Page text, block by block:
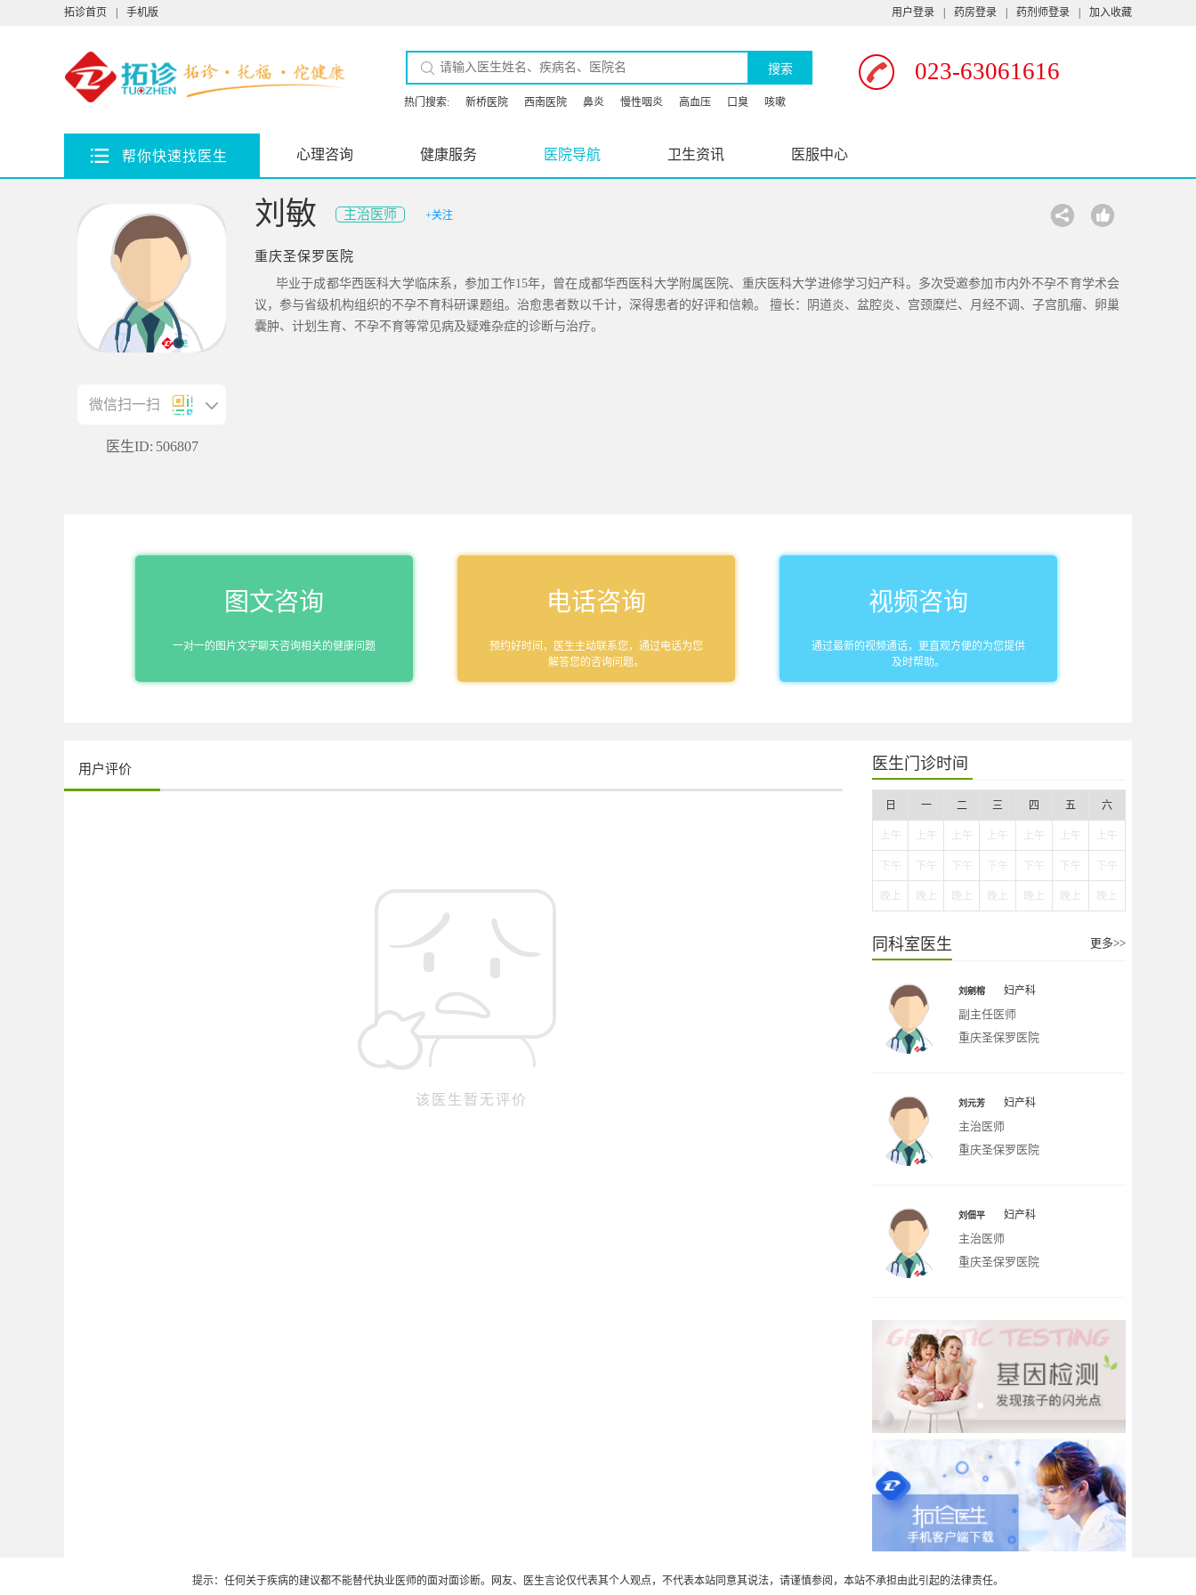
拓诊首页 手机版 用户登录 药房登录 药剂师登录 加入收藏
搜索 023-63061616
热门搜索: 新桥医院 西南医院 鼻炎 慢性咽炎 高血压 口臭 咳嗽
帮你快速找医生 心理咨询 健康服务 医院导航 卫生资讯 医服中心
微信扫一扫
医生ID: 506807
刘敏 主治医师 +关注
重庆圣保罗医院
毕业于成都华西医科大学临床系，参加工作15年，曾在成都华西医科大学附属医院、重庆医科大学进修学习妇产科。多次受邀参加市内外不孕不育学术会
议，参与省级机构组织的不孕不育科研课题组。治愈患者数以千计，深得患者的好评和信赖。 擅长：阴道炎、盆腔炎、宫颈糜烂、月经不调、子宫肌瘤、卵巢
囊肿、计划生育、不孕不育等常见病及疑难杂症的诊断与治疗。
图文咨询
一对一的图片文字聊天咨询相关的健康问题
电话咨询
预约好时间，医生主动联系您，通过电话为您
解答您的咨询问题。
视频咨询
通过最新的视频通话，更直观方便的为您提供
及时帮助。
用户评价
该医生暂无评价
医生门诊时间
日 一 二 三 四 五 六
上午 上午 上午 上午 上午 上午 上午
下午 下午 下午 下午 下午 下午 下午
晚上 晚上 晚上 晚上 晚上 晚上 晚上
同科室医生 更多>>
刘剜榕 妇产科
副主任医师
重庆圣保罗医院
刘元芳 妇产科
主治医师
重庆圣保罗医院
刘佃平 妇产科
主治医师
重庆圣保罗医院
提示：任何关于疾病的建议都不能替代执业医师的面对面诊断。网友、医生言论仅代表其个人观点，不代表本站同意其说法，请谨慎参阅，本站不承担由此引起的法律责任。